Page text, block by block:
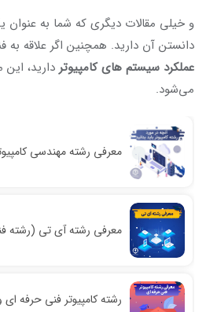
و خیلی مقالات دیگری که شما به عنوان
دانستن آن دارید. همچنین اگر علاقه به
عملکرد سیستم های کامپیوتر دارید،
می‌شود.
معرفی رشته مهندسی
معرفی رشته آی تی (رشته
رشته کامپیوتر فنی حرفه